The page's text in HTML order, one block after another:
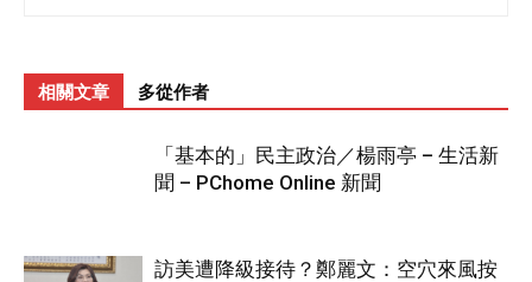
相關文章 多從作者
「基本的」民主政治／楊雨亭 – 生活新
聞 – PChome Online 新聞
訪美遭降級接待？鄭麗文：空穴來風按